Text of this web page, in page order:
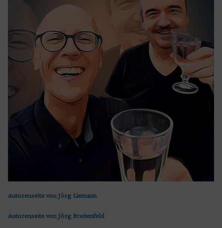
Autorenseite von Jörg Liemann
Autorenseite von Jörg Breitenfeld